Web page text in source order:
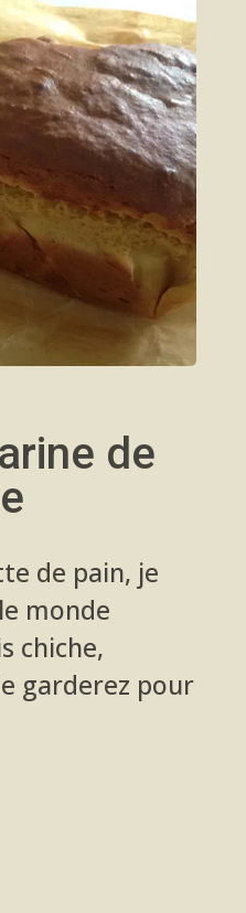
de
de pain, je
monde
chiche,
garderez pour